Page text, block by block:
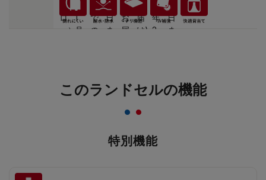
このランドセルの機能
特別機能